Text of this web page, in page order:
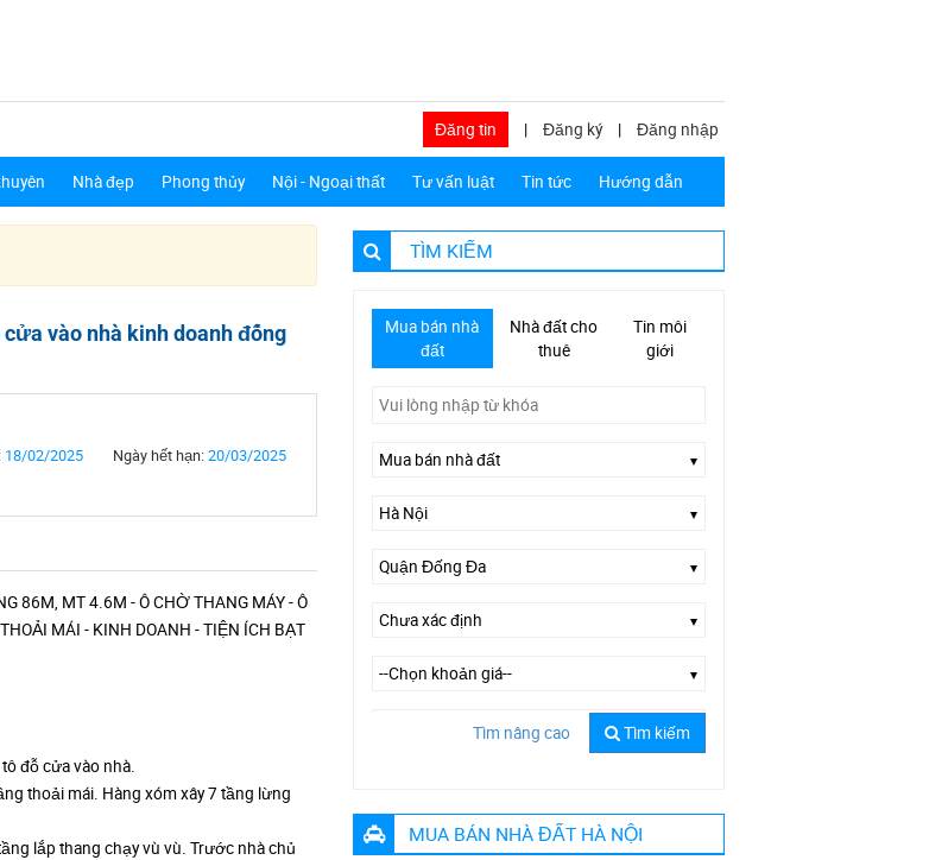
Đăng tin | Đăng ký | Đăng nhập
Nhà đẹp Phong thủy Nội - Ngoại thất Tư vấn luật Tin tức Hướng dẫn
vào nhà kinh doanh đống
18/02/2025 Ngày hết hạn:20/03/2025
86M, MT 4.6M - Ô CHỜ THANG MÁY - Ô
MÁI - KINH DOANH - TIỆN ÍCH BẠT
đỗ cửa vào nhà.
thoải mái. Hàng xóm xây 7 tầng lừng
lắp thang chạy vù vù. Trước nhà chủ
TÌM KIẾM
Mua bán nhà
đất
Nhà đất cho
thuê
Tin môi
giới
Tìm nâng cao Tìm kiếm
MUA BÁN NHÀ ĐẤT HÀ NỘI